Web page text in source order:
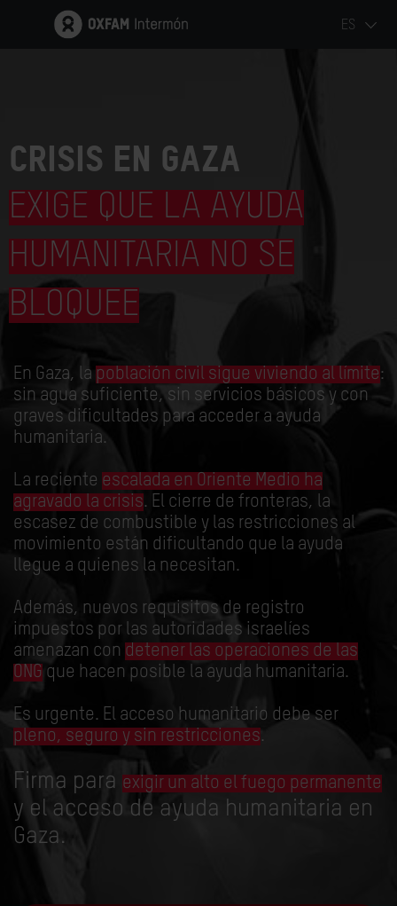
ES
CRISIS EN GAZA
EXIGE QUE LA AYUDA
HUMANITARIA NO SE
BLOQUEE
En Gaza, la población civil sigue viviendo al límite:
sin agua suficiente, sin servicios básicos y con
graves dificultades para acceder a ayuda
humanitaria.
La reciente escalada en Oriente Medio ha
agravado la crisis. El cierre de fronteras, la
escasez de combustible y las restricciones al
movimiento están dificultando que la ayuda
llegue a quienes la necesitan.
Además, nuevos requisitos de registro
impuestos por las autoridades israelíes
amenazan con detener las operaciones de las
ONG que hacen posible la ayuda humanitaria.
Es urgente. El acceso humanitario debe ser
pleno, seguro y sin restricciones.
Firma para exigir un alto el fuego permanente
y el acceso de ayuda humanitaria en
Gaza.